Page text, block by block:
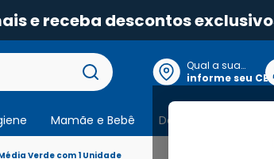
e receba descontos
Qual a sua
localização?
informe seu CEP
Mamãe e Bebê Dermocosmeticos
Verde com 1 Unidade